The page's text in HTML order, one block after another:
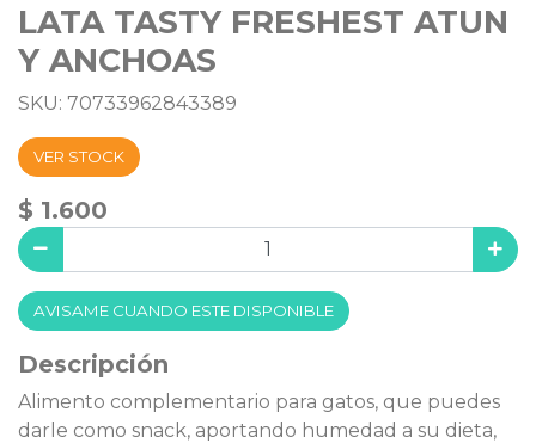
LATA TASTY FRESHEST ATUN
Y ANCHOAS
SKU: 70733962843389
VER STOCK
$ 1.600
AVISAME CUANDO ESTE DISPONIBLE
Descripción
Alimento complementario para gatos, que puedes
darle como snack, aportando humedad a su dieta,